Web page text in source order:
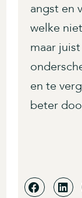
angst en
welke
maar
en te
beter